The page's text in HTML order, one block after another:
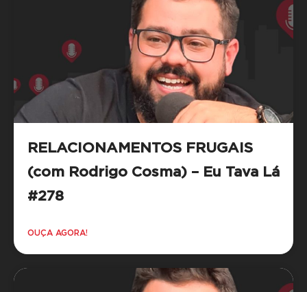
RELACIONAMENTOS FRUGAIS
(com Rodrigo Cosma) – Eu Tava Lá
#278
OUÇA AGORA!